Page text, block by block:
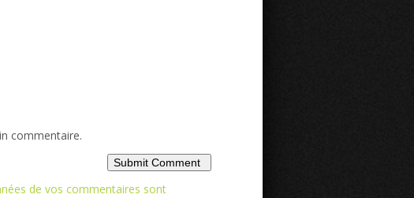
commentaire.
de vos commentaires sont